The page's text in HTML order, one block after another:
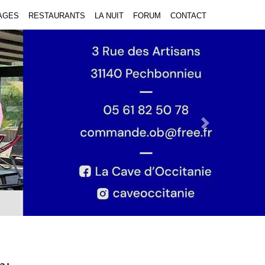
RESTAURANTS LA NUIT FORUM CONTACT
Next Slide